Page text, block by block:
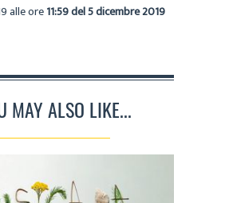
alle ore11:59 del 5 dicembre 2019
MAY ALSO LIKE...